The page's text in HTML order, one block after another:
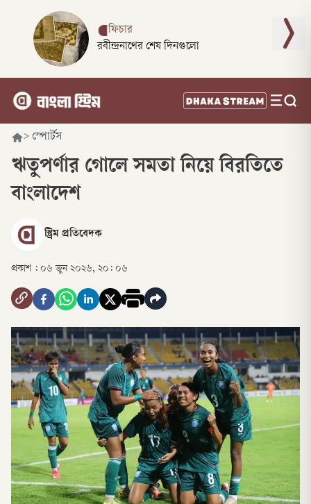
ফিচার
রবীন্দ্রনাথের শেষ দিনগুলো
> স্পোর্টস
ঋতুপর্ণার গোলে সমতা নিয়ে বিরতিতে
বাংলাদেশ
স্ট্রিম প্রতিবেদক
প্রকাশ : ০৬ জুন ২০২৬, ২০: ০৬